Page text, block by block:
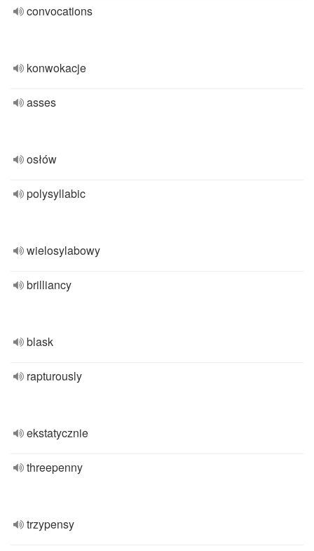
convocations
konwokacje
asses
osłów
polysyllabic
wielosylabowy
brilliancy
blask
rapturously
ekstatycznie
threepenny
trzypensy